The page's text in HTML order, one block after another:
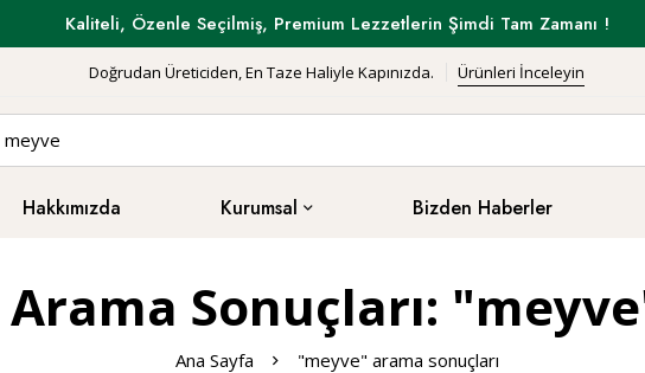
Kaliteli, Özenle Seçilmiş, Premium Lezzetlerin Şimdi Tam Zamanı !
Doğrudan Üreticiden, En Taze Haliyle Kapınızda. Ürünleri İnceleyin
Hakkımızda Kurumsal Bizden Haberler
Arama Sonuçları:
Ana Sayfa "meyve" arama sonuçları